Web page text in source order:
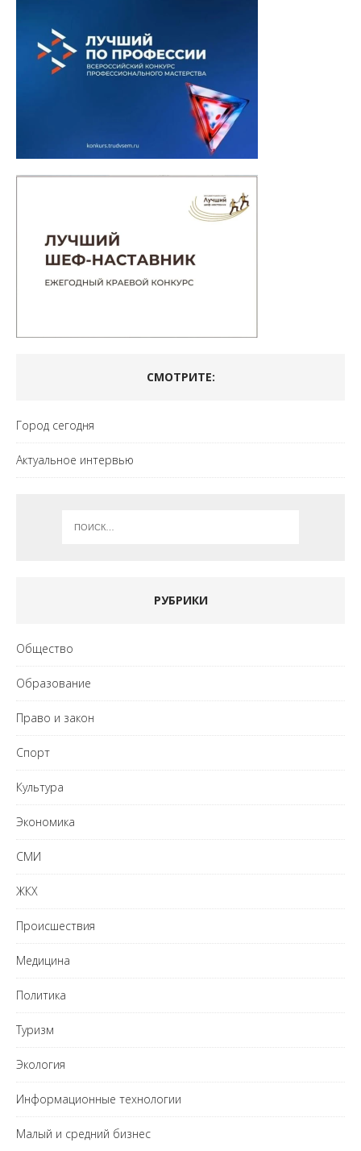
СМОТРИТЕ:
Город сегодня
Актуальное интервью
РУБРИКИ
Общество
Образование
Право и закон
Спорт
Культура
Экономика
СМИ
ЖКХ
Происшествия
Медицина
Политика
Туризм
Экология
Информационные технологии
Малый и средний бизнес